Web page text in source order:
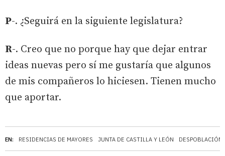
EN: RESIDENCIAS DE MAYORES JUNTA DE CASTILLA Y LEÓN DESPOBLACIÓN
P-. ¿Seguirá en la siguiente legislatura?
R-. Creo que no porque hay que dejar entrar
ideas nuevas pero sí me gustaría que algunos
de mis compañeros lo hiciesen. Tienen mucho
que aportar.